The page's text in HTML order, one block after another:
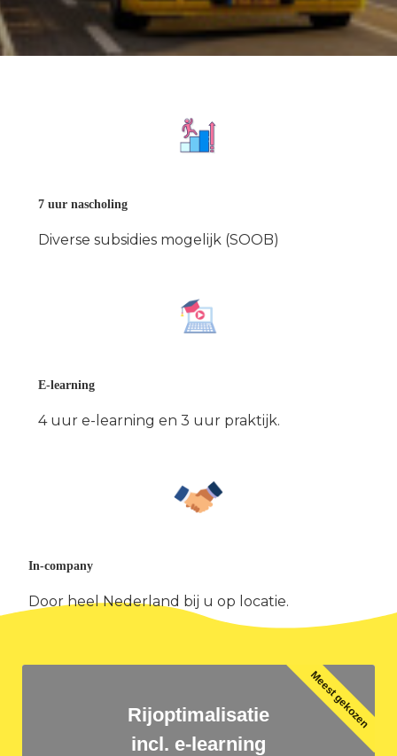
7 uur nascholing
Diverse subsidies mogelijk (SOOB)
E-learning
4 uur e-learning en 3 uur praktijk.
In-company
Door heel Nederland bij u op locatie.
Meest gekozen
Rijoptimalisatie
incl. e-learning